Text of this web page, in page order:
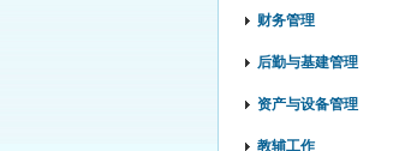
财务管理
后勤与基建管理
资产与设备管理
教辅工作